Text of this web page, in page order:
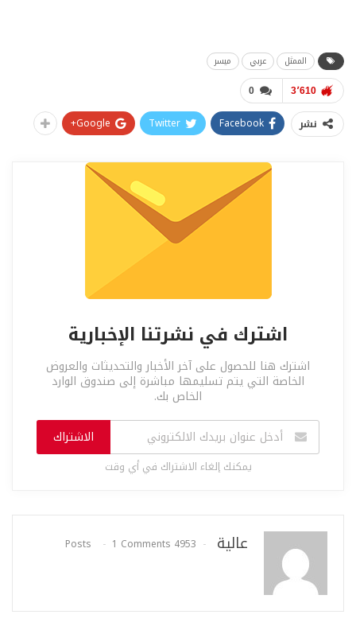
الممثل عربي ميسر
0 3٬610
نشر Facebook
Twitter
Google+
اشترك في نشرتنا الإخبارية
اشترك هنا للحصول على آخر الأخبار والتحديثات والعروض
الخاصة التي يتم تسليمها مباشرة إلى صندوق الوارد
الخاص بك.
الاشتراك
يمكنك إلغاء الاشتراك في أي وقت
عالية 4953 Posts
1 Comments